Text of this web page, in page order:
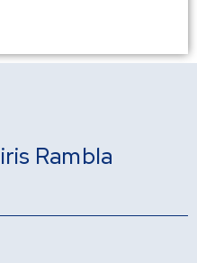
Rambla